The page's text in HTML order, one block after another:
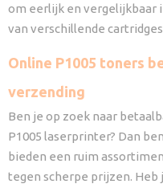
om eerlijk en vergelijkbaar
van verschillende
Online P1005 toners
verzending
Ben je op zoek naar
P1005 laserprinter? Dan
bieden een ruim
tegen scherpe prijzen.